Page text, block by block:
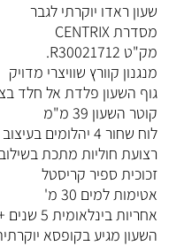
שעון ראדו יוקרתי לגבר
מסדרת CENTRIX
מק"ט R30021712.
מנגנון קוורץ שוויצרי מדויק
גוף השעון פלדת אל חלד
קוטר השעון 39 מ"מ
לוח שחור 4 יהלומים בעיצוב מדהים
רצועת חוליות מתכת
זכוכית ספיר קריסטל
אטימות למים 30 מ'
אחריות בינלאומית 5 שנים +אחרות יבואן
השעון מגיע בקופסא